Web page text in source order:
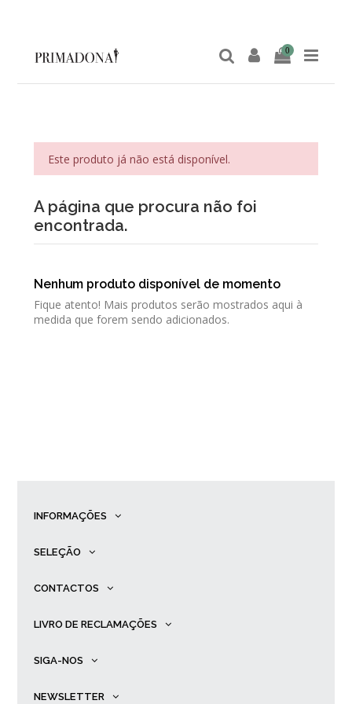
0
Este produto já não está disponível.
A página que procura não foi
encontrada.
Nenhum produto disponível de momento
Fique atento! Mais produtos serão mostrados aqui à
medida que forem sendo adicionados.
INFORMAÇÕES
SELEÇÃO
CONTACTOS
LIVRO DE RECLAMAÇÕES
SIGA-NOS
NEWSLETTER